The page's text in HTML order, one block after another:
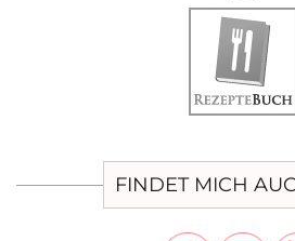
FINDET MICH